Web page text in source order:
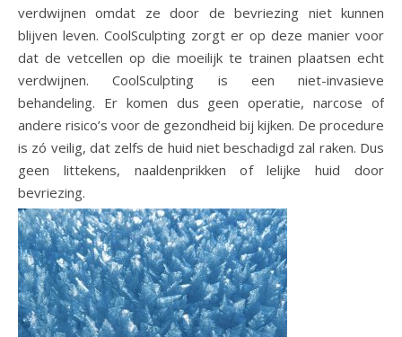
verdwijnen omdat ze door de bevriezing niet kunnen
blijven leven. CoolSculpting zorgt er op deze manier voor
dat de vetcellen op die moeilijk te trainen plaatsen echt
verdwijnen. CoolSculpting is een niet-invasieve
behandeling. Er komen dus geen operatie, narcose of
andere risico’s voor de gezondheid bij kijken. De procedure
is zó veilig, dat zelfs de huid niet beschadigd zal raken. Dus
geen littekens, naaldenprikken of lelijke huid door
bevriezing.